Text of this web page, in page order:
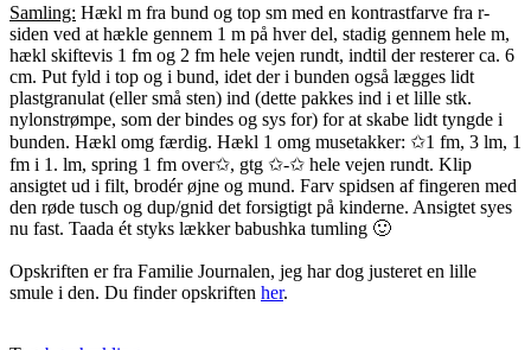
Samling: Hækl m fra bund og top sm med en kontrastfarve fra r-
siden ved at hækle gennem 1 m på hver del, stadig gennem hele m,
hækl skiftevis 1 fm og 2 fm hele vejen rundt, indtil der resterer ca. 6
cm. Put fyld i top og i bund, idet der i bunden også lægges lidt
plastgranulat (eller små sten) ind (dette pakkes ind i et lille stk.
nylonstrømpe, som der bindes og sys for) for at skabe lidt tyngde i
bunden. Hækl omg færdig. Hækl 1 omg musetakker: ✩1 fm, 3 lm, 1
fm i 1. lm, spring 1 fm over✩, gtg ✩-✩ hele vejen rundt. Klip
ansigtet ud i filt, brodér øjne og mund. Farv spidsen af fingeren med
den røde tusch og dup/gnid det forsigtigt på kinderne. Ansigtet syes
nu fast. Taada ét styks lækker babushka tumling 🙂
Opskriften er fra Familie Journalen, jeg har dog justeret en lille
smule i den. Du finder opskriften her.